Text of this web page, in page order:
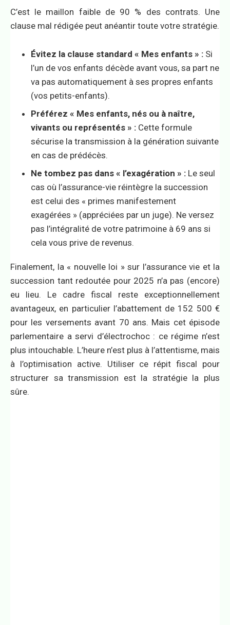
C’est le maillon faible de 90 % des contrats. Une
clause mal rédigée peut anéantir toute votre stratégie.
Évitez la clause standard « Mes enfants » : Si
l’un de vos enfants décède avant vous, sa part ne
va pas automatiquement à ses propres enfants
(vos petits-enfants).
Préférez « Mes enfants, nés ou à naître,
vivants ou représentés » : Cette formule
sécurise la transmission à la génération suivante
en cas de prédécès.
Ne tombez pas dans « l’exagération » : Le seul
cas où l’assurance-vie réintègre la succession
est celui des « primes manifestement
exagérées » (appréciées par un juge). Ne versez
pas l’intégralité de votre patrimoine à 69 ans si
cela vous prive de revenus.
Finalement, la « nouvelle loi » sur l’assurance vie et la
succession tant redoutée pour 2025 n’a pas (encore)
eu lieu. Le cadre fiscal reste exceptionnellement
avantageux, en particulier l’abattement de 152 500 €
pour les versements avant 70 ans. Mais cet épisode
parlementaire a servi d’électrochoc : ce régime n’est
plus intouchable. L’heure n’est plus à l’attentisme, mais
à l’optimisation active. Utiliser ce répit fiscal pour
structurer sa transmission est la stratégie la plus
sûre.